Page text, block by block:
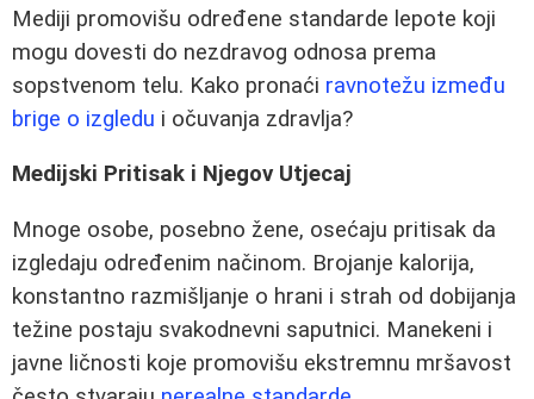
Mediji promovišu određene standarde lepote koji
mogu dovesti do nezdravog odnosa prema
sopstvenom telu. Kako pronaći ravnotežu između
brige o izgledu i očuvanja zdravlja?
Medijski Pritisak i Njegov Utjecaj
Mnoge osobe, posebno žene, osećaju pritisak da
izgledaju određenim načinom. Brojanje kalorija,
konstantno razmišljanje o hrani i strah od dobijanja
težine postaju svakodnevni saputnici. Manekeni i
javne ličnosti koje promovišu ekstremnu mršavost